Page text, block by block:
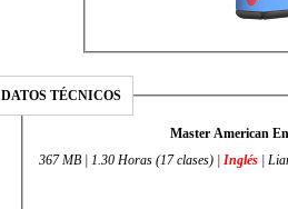
DATOS TÉCNICOS
Master American
367 MB | 1.30 Horas (17 clases) | Inglés|